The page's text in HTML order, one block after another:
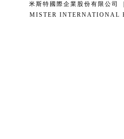
米斯特國際企業股份有限公司
MISTER INTERNATIONAL